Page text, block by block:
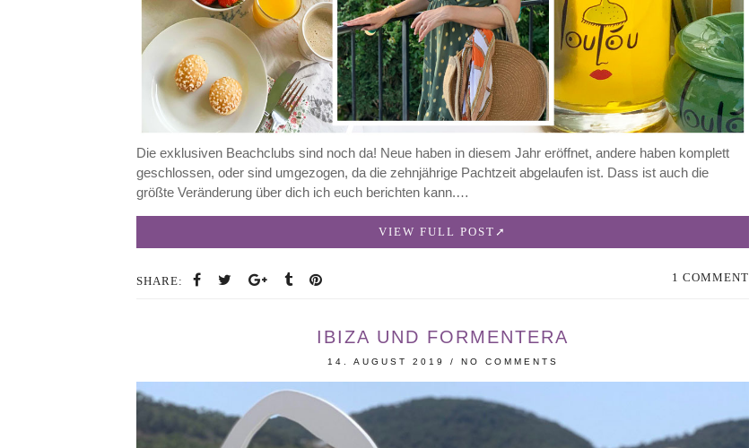
Die exklusiven Beachclubs sind noch da! Neue haben in diesem Jahr eröffnet, andere haben komplett
geschlossen, oder sind umgezogen, da die zehnjährige Pachtzeit abgelaufen ist. Dass ist auch die
größte Veränderung über dich ich euch berichten kann.…
VIEW FULL POST
SHARE: 1 COMMENT
IBIZA UND FORMENTERA
14. AUGUST 2019 / NO COMMENTS